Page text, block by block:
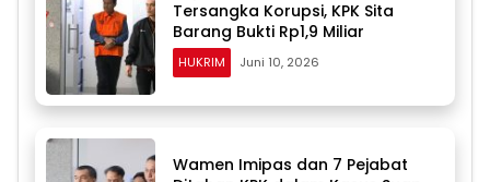
Tersangka Korupsi, KPK Sita
Barang Bukti Rp1,9 Miliar
HUKRIM Juni 10, 2026
Wamen Imipas dan 7 Pejabat